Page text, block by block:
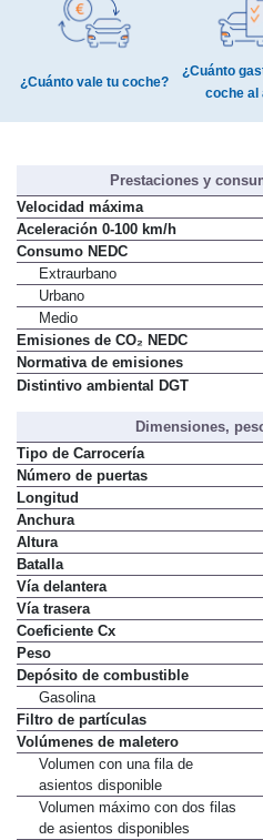
¿Cuánto vale tu coche?
¿Cuánto
coche al
Prestaciones y
Velocidad máxima
Aceleración 0-100 km/h
Consumo NEDC
Extraurbano
Urbano
Medio
Emisiones de CO₂ NEDC
Normativa de emisiones
Distintivo ambiental DGT
Dimensiones,
Tipo de Carrocería
Número de puertas
Longitud
Anchura
Altura
Batalla
Vía delantera
Vía trasera
Coeficiente Cx
Peso
Depósito de combustible
Gasolina
Filtro de partículas
Volúmenes de maletero
Volumen con una fila de
asientos disponible
Volumen máximo con dos filas
de asientos disponibles